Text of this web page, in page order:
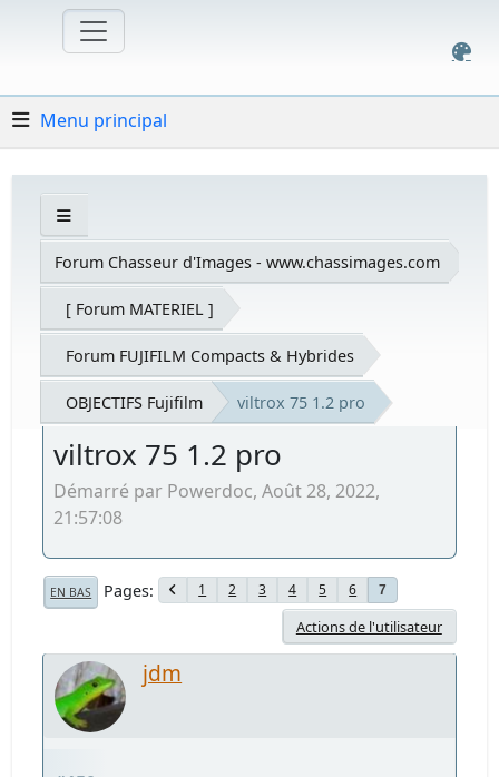
Menu principal
Forum Chasseur d'Images - www.chassimages.com
[ Forum MATERIEL ]
Forum FUJIFILM Compacts & Hybrides
OBJECTIFS Fujifilm viltrox 75 1.2 pro
viltrox 75 1.2 pro
Démarré par Powerdoc, Août 28, 2022,
21:57:08
EN BAS Pages 1 2 3 4 5 6 7
Actions de l'utilisateur
jdm